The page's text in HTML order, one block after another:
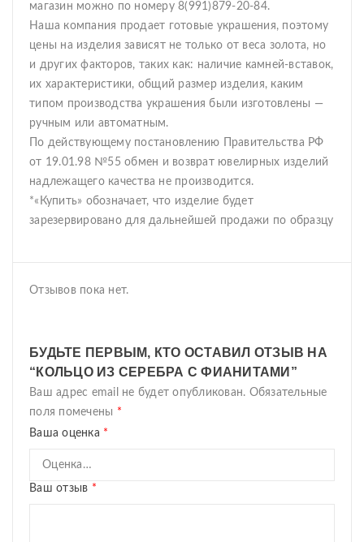
магазин можно по номеру 8(991)879-20-84.
Наша компания продает готовые украшения, поэтому
цены на изделия зависят не только от веса золота, но
и других факторов, таких как: наличие камней-вставок,
их характеристики, общий размер изделия, каким
типом производства украшения были изготовлены —
ручным или автоматным.
По действующему постановлению Правительства РФ
от 19.01.98 №55 обмен и возврат ювелирных изделий
надлежащего качества не производится.
*«Купить» обозначает, что изделие будет
зарезервировано для дальнейшей продажи по образцу
Отзывов пока нет.
БУДЬТЕ ПЕРВЫМ, КТО ОСТАВИЛ ОТЗЫВ НА
“КОЛЬЦО ИЗ СЕРЕБРА С ФИАНИТАМИ”
Ваш адрес email не будет опубликован. Обязательные
поля помечены *
Ваша оценка *
Ваш отзыв *